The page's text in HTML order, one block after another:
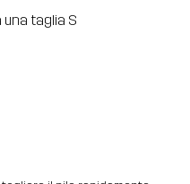
una taglia S